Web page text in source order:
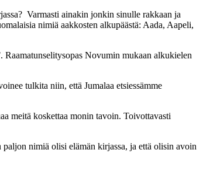
Varmasti ainakin jonkin sinulle rakkaan ja
nimiä aakkosten alkupäästä: Aada, Aapeli,
Novumin mukaan alkukielen
tulkita niin, että Jumalaa etsiessämme
meitä koskettaa monin tavoin. Toivottavasti
nimiä olisi elämän kirjassa, ja että olisin avoin